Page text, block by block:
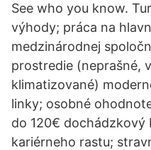
See who you know.
výhody; práca na
medzinárodnej
prostredie (neprašné,
klimatizované)
linky; osobné
do 120€
kariérneho rastu;